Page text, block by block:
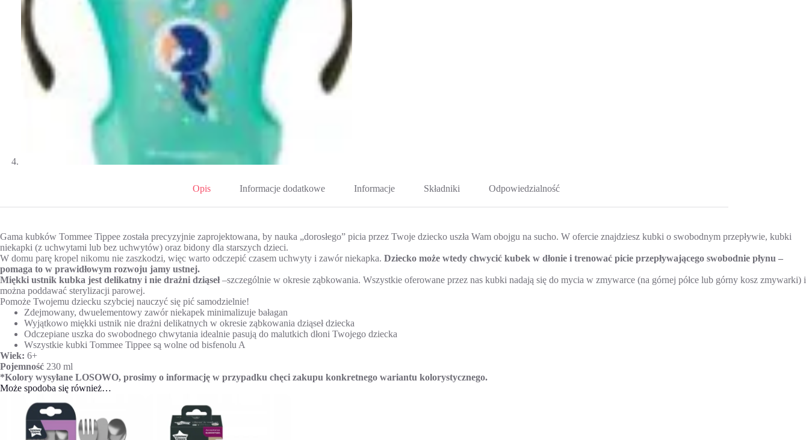
Opis Informacje dodatkowe Informacje Składniki Odpowiedzialność
Gama kubków Tommee Tippee została precyzyjnie zaprojektowana, by nauka „dorosłego” picia przez Twoje dziecko uszła Wam obojgu na sucho. W ofercie znajdziesz kubki o swobodnym przepływie, kubki
niekapki (z uchwytami lub bez uchwytów) oraz bidony dla starszych dzieci.
W domu parę kropel nikomu nie zaszkodzi, więc warto odczepić czasem uchwyty i zawór niekapka. Dziecko może wtedy chwycić kubek w dłonie i trenować picie przepływającego swobodnie płynu –
pomaga to w prawidłowym rozwoju jamy ustnej.
Miękki ustnik kubka jest delikatny i nie drażni dziąseł–szczególnie w okresie ząbkowania. Wszystkie oferowane przez nas kubki nadają się do mycia w zmywarce (na górnej półce lub górny kosz zmywarki) i
można poddawać sterylizacji parowej.
Pomoże Twojemu dziecku szybciej nauczyć się pić samodzielnie!
Zdejmowany, dwuelementowy zawór niekapek minimalizuje bałagan
Wyjątkowo miękki ustnik nie drażni delikatnych w okresie ząbkowania dziąseł dziecka
Odczepiane uszka do swobodnego chwytania idealnie pasują do malutkich dłoni Twojego dziecka
Wszystkie kubki Tommee Tippee są wolne od bisfenolu A
Wiek: 6+
Pojemność 230 ml
*Kolory wysyłane LOSOWO, prosimy o informację w przypadku chęci zakupu konkretnego wariantu kolorystycznego.
Może spodoba się również…